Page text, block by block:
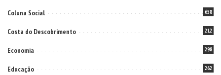
Coluna Social 658
Costa do Descobrimento 212
Economia 298
Educação 262